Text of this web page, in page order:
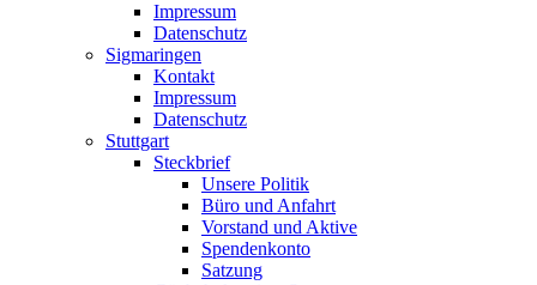
Impressum
Datenschutz
Sigmaringen
Kontakt
Impressum
Datenschutz
Stuttgart
Steckbrief
Unsere Politik
Büro und Anfahrt
Vorstand und Aktive
Spendenkonto
Satzung